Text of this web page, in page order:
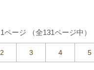
1ページ （全131ページ中）
2 3 4 5